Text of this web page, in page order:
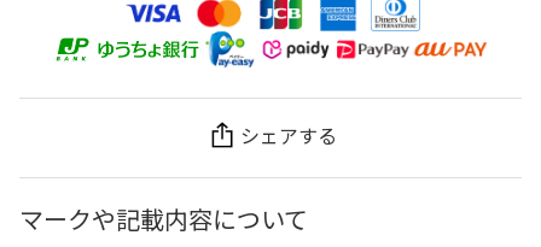
シェアする
マークや記載内容について